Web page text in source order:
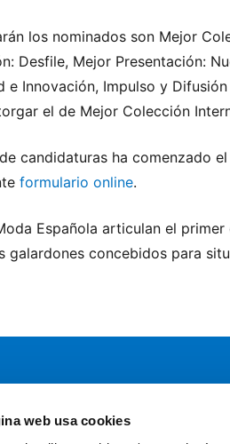
web usa cookies
los nominados son Mejor
Desfile, Mejor Presentación:
e Innovación, Impulso y
el de Mejor Colección
candidaturas ha comenzado el
formulario online.
Española articulan el
galardones concebidos para